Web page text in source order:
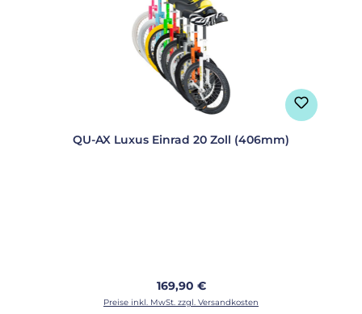
QU-AX Luxus Einrad 20 Zoll (406mm)
Regulärer Preis:
169,90 €
Preise inkl. MwSt. zzgl. Versandkosten